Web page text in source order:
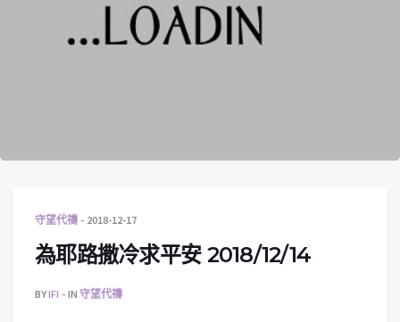
守望代禱 2018-12-17
為耶路撒冷求平安 2018/12/14
BYIFI IN 守望代禱